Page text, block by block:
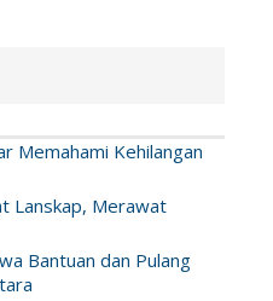
Memahami Kehilangan
Lanskap, Merawat
Bantuan dan Pulang